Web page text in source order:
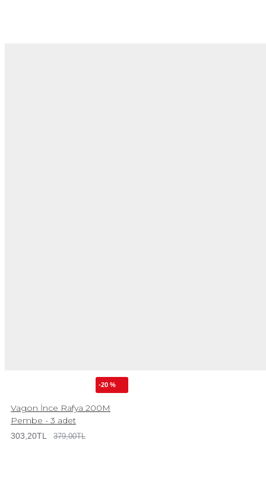
-20 %
Vagon İnce Rafya 200M
Pembe - 3 adet
303,20TL 379,00TL